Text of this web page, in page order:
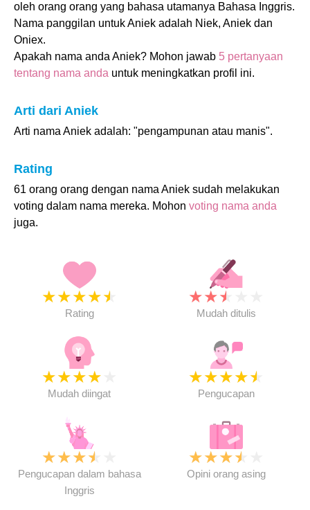
oleh orang orang yang bahasa utamanya Bahasa Inggris.
Nama panggilan untuk Aniek adalah Niek, Aniek dan
Oniex.
Apakah nama anda Aniek? Mohon jawab 5 pertanyaan
tentang nama anda untuk meningkatkan profil ini.
Arti dari Aniek
Arti nama Aniek adalah: "pengampunan atau manis".
Rating
61 orang orang dengan nama Aniek sudah melakukan
voting dalam nama mereka. Mohon voting nama anda
juga.
★★★★★
Rating
★★★
Mudah ditulis
★★★★
Mudah diingat
★★★★★
Pengucapan
★★★★
Pengucapan dalam bahasa
Inggris
★★★★
Opini orang asing